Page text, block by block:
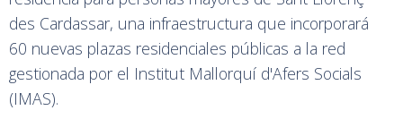
des Cardassar, una infraestructura que incorporará
60 nuevas plazas residenciales públicas a la red
gestionada por el Institut Mallorquí d'Afers Socials
(IMAS).